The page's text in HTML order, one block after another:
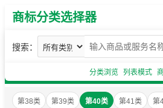
商标分类选择器
搜索：
分类浏览 列表模式
第38类 第39类 第40类 第41类 第